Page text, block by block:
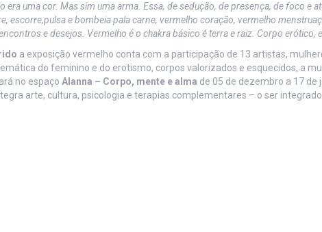
era uma cor. Mas sim uma arma. Essa, de sedução, de presença, de foco e
escorre,pulsa e bombeia pala carne, vermelho coração, vermelho
e desejos. Vermelho é o chakra básico é terra e raiz. Corpo erótico,
a exposição vermelho conta com a participação de 13 artistas,
do feminino e do erotismo, corpos valorizados e esquecidos, a
no espaço Alanna – Corpo, mente e alma de 05 de dezembro a 17 de
arte, cultura, psicologia e terapias complementares – o ser